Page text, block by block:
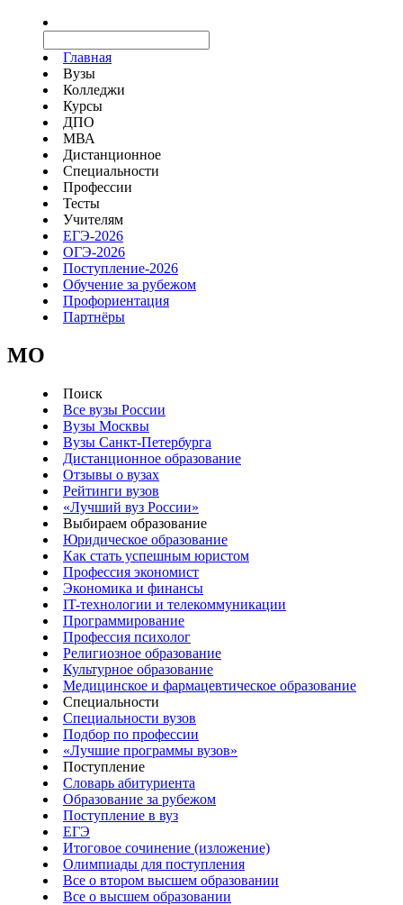
Главная
Вузы
Колледжи
Курсы
ДПО
МВА
Дистанционное
Специальности
Профессии
Тесты
Учителям
ЕГЭ-2026
ОГЭ-2026
Поступление-2026
Обучение за рубежом
Профориентация
Партнёры
MO
Поиск
Все вузы России
Вузы Москвы
Вузы Санкт-Петербурга
Дистанционное образование
Отзывы о вузах
Рейтинги вузов
«Лучший вуз России»
Выбираем образование
Юридическое образование
Как стать успешным юристом
Профессия экономист
Экономика и финансы
IT-технологии и телекоммуникации
Программирование
Профессия психолог
Религиозное образование
Культурное образование
Медицинское и фармацевтическое образование
Специальности
Специальности вузов
Подбор по профессии
«Лучшие программы вузов»
Поступление
Словарь абитуриента
Образование за рубежом
Поступление в вуз
ЕГЭ
Итоговое сочинение (изложение)
Олимпиады для поступления
Все о втором высшем образовании
Все о высшем образовании